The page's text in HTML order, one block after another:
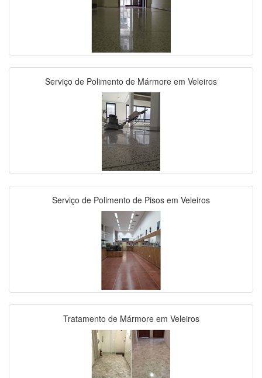
Serviço de Polimento de Mármore em Veleiros
Serviço de Polimento de Pisos em Veleiros
Tratamento de Mármore em Veleiros